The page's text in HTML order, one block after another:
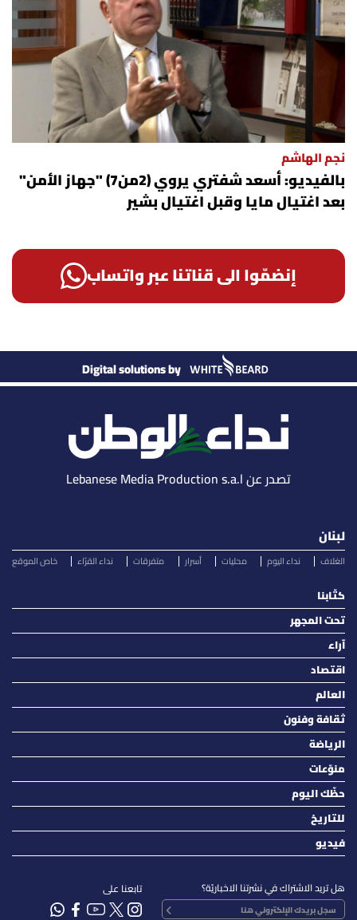
نجم الهاشم
بالفيديو: أسعد شفتري يروي (2من7) "جهاز الأمن"
بعد اغتيال مايا وقبل اغتيال بشير
إنضمّوا الى قناتنا عبر واتساب
Digital solutions by
تصدر عن Lebanese Media Production s.a.l
لبنان
الغلاف نداء اليوم محليات أسرار متفرقات نداء القرّاء خاص الموقع
كتّابنا
تحت المجهر
آراء
اقتصاد
العالم
ثقافة وفنون
الرياضة
منوّعات
حظّك اليوم
للتاريخ
فيديو
هل تريد الاشتراك في نشرتنا الاخباريّة؟ تابعنا على